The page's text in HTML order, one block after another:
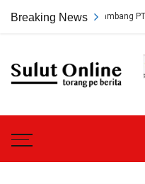
Breaking News
Persetujuan Tambang PT HWR